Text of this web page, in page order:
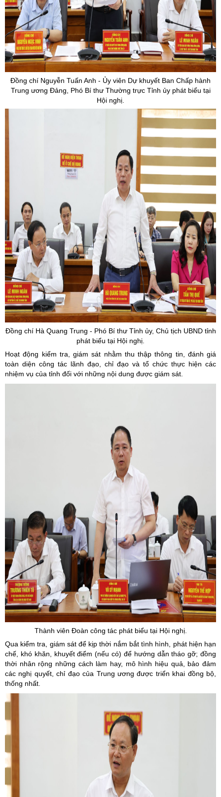
Đồng chí Nguyễn Tuấn Anh - Ủy viên Dự khuyết Ban Chấp hành
Trung ương Đảng, Phó Bí thư Thường trực Tỉnh ủy phát biểu tại
Hội nghị.
Đồng chí Hà Quang Trung - Phó Bí thư Tỉnh ủy, Chủ tịch UBND tỉnh
phát biểu tại Hội nghị.
Hoạt động kiểm tra, giám sát nhằm thu thập thông tin, đánh giá
toàn diện công tác lãnh đạo, chỉ đạo và tổ chức thực hiện các
nhiệm vụ của tỉnh đối với những nội dung được giám sát.
Thành viên Đoàn công tác phát biểu tại Hội nghị.
Qua kiểm tra, giám sát để kịp thời nắm bắt tình hình, phát hiện hạn
chế, khó khăn, khuyết điểm (nếu có) để hướng dẫn tháo gỡ; đồng
thời nhân rộng những cách làm hay, mô hình hiệu quả, bảo đảm
các nghị quyết, chỉ đạo của Trung ương được triển khai đồng bộ,
thống nhất.